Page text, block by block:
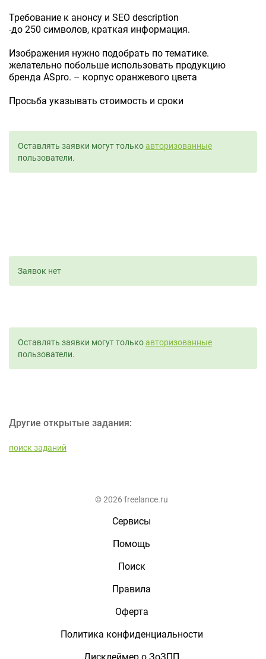
Требование к анонсу и SEO description
-до 250 символов, краткая информация.
Изображения нужно подобрать по тематике.
желательно побольше использовать продукцию
бренда ASpro. – корпус оранжевого цвета
Просьба указывать стоимость и сроки
Оставлять заявки могут толькоавторизованные
пользователи.
Заявок нет
Оставлять заявки могут толькоавторизованные
пользователи.
Другие открытые задания:
поиск заданий
© 2026 freelance.ru
Сервисы
Помощь
Поиск
Правила
Оферта
Политика конфиденциальности